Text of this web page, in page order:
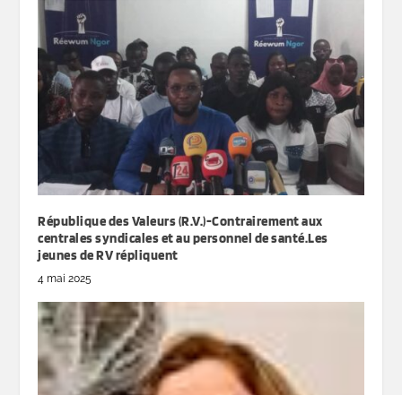
République des Valeurs (R.V.)-Contrairement aux
centrales syndicales et au personnel de santé.Les
jeunes de RV répliquent
4 mai 2025